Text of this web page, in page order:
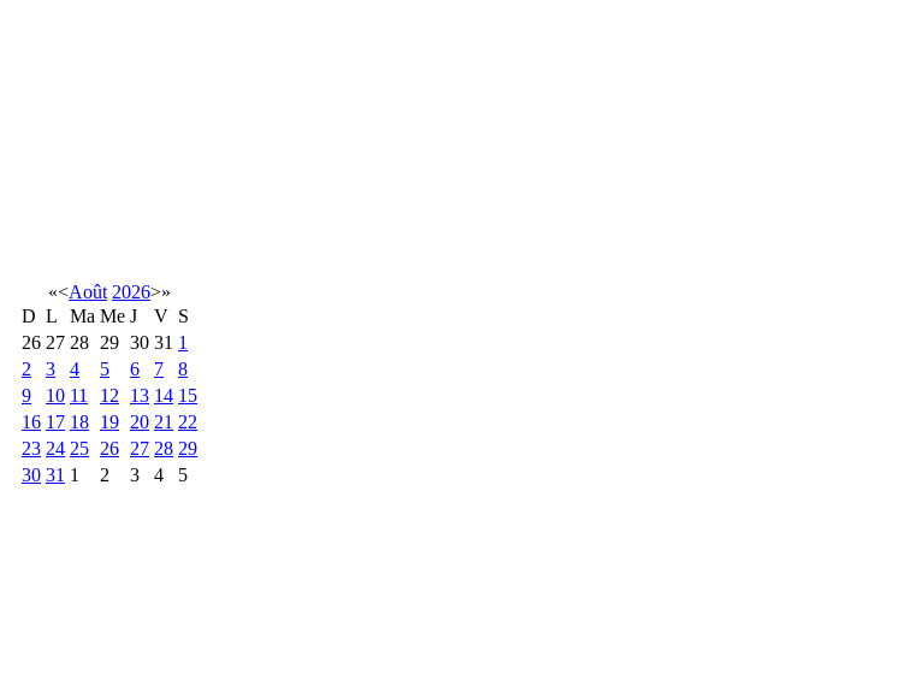
«<Août 2026>»
D L Ma Me J V S
26 27 28 29 30 31 1
2
3 4 5 6 7
8
9
10 11 12 13 14 15
16 17 18 19 20 21 22
23 24 25 26 27 28 29
30 31 1 2 3 4 5